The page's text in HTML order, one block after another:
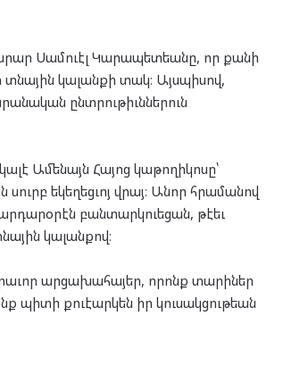
Սամուէլ Կարապետեանը, որ քանի
կալանքի տակ։ Այսպիսով,
ընտրութիւններուն
Ամենայն Հայոց կաթողիկոսը՝
եկեղեցւոյ վրայ։ Անոր հրամանով
բանտարկուեցան, թէեւ
կալանքով։
արցախահայեր, որոնք տարիներ
պիտի քուէարկեն իր կուսակցութեան